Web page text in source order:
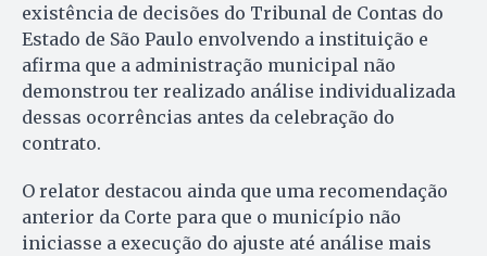
existência de decisões do Tribunal de Contas do
Estado de São Paulo envolvendo a instituição e
afirma que a administração municipal não
demonstrou ter realizado análise individualizada
dessas ocorrências antes da celebração do
contrato.
O relator destacou ainda que uma recomendação
anterior da Corte para que o município não
iniciasse a execução do ajuste até análise mais